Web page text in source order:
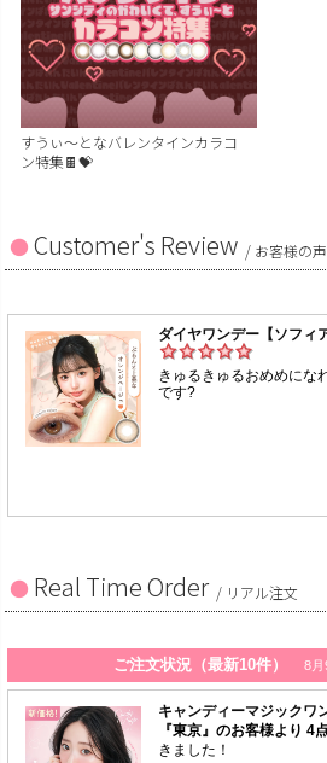
すうぃ～となバレンタインカラコ
ン特集🍫💝
Customer's Review / お客様の声
Real Time Order / リアル注文